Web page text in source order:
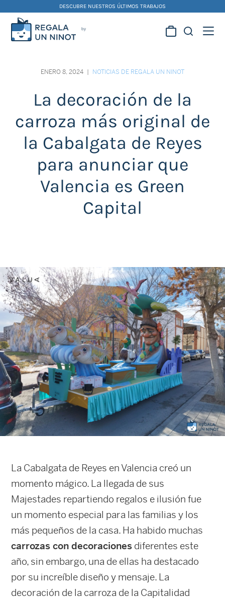
content
DESCUBRE NUESTROS ÚLTIMOS TRABAJOS
falleros y foguereros
ENERO 8, 2024 | NOTICIAS DE REGALA UN NINOT
La decoración de la
carroza más original de
la Cabalgata de Reyes
para anunciar que
Valencia es Green
Capital
La Cabalgata de Reyes en Valencia creó un
momento mágico. La llegada de sus
Majestades repartiendo regalos e ilusión fue
un momento especial para las familias y los
más pequeños de la casa. Ha habido muchas
carrozas con decoraciones diferentes este
año, sin embargo, una de ellas ha destacado
por su increíble diseño y mensaje. La
decoración de la carroza de la Capitalidad